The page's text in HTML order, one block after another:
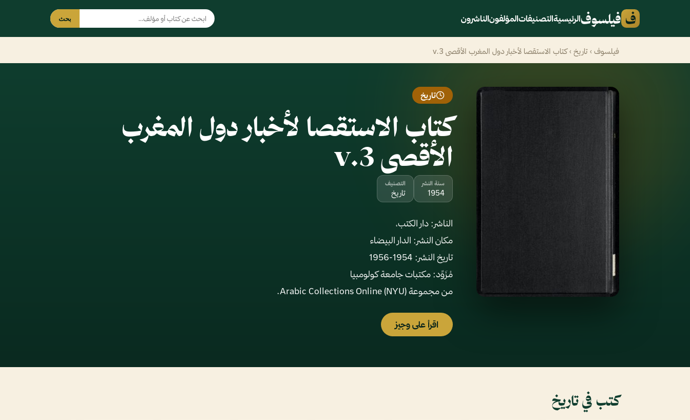
ف فيلسوفالرئيسيةالتصنيفاتالمؤلفونالناشرون بحث
فيلسوف › تاريخ › كتاب الاستقصا لأخبار دول المغرب الأقصى v.3
تاريخ
كتاب الاستقصا لأخبار دول المغرب
الأقصى v.3
سنة النشر
1954
التصنيف
تاريخ
من مجموعة Arabic Collections Online (NYU).
اقرأ على وجيز
كتب في تاريخ